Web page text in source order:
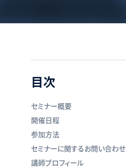
目次
セミナー概要
開催日程
参加方法
セミナーに関するお問い合わせ
講師プロフィール